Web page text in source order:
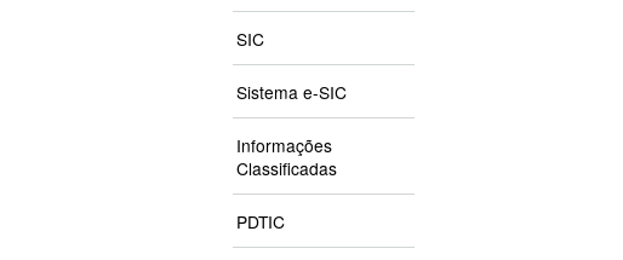
SIC
Sistema e-SIC
Informações
Classificadas
PDTIC